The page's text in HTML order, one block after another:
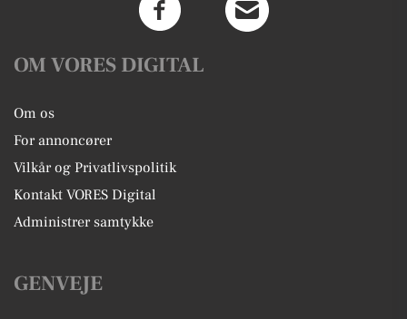
OM VORES DIGITAL
Om os
For annoncører
Vilkår og Privatlivspolitik
Kontakt VORES Digital
Administrer samtykke
GENVEJE